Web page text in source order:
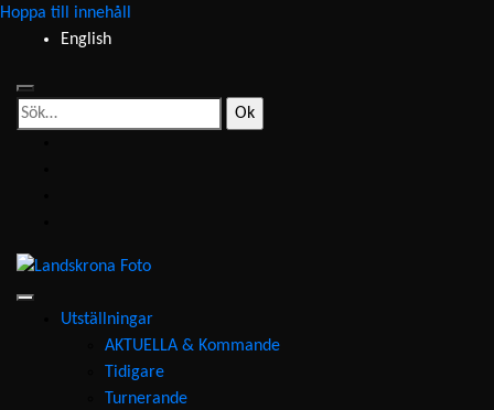
Hoppa till innehåll
English
Sök
efter:
Landskrona
Foto
Utställningar
AKTUELLA & Kommande
Tidigare
Turnerande